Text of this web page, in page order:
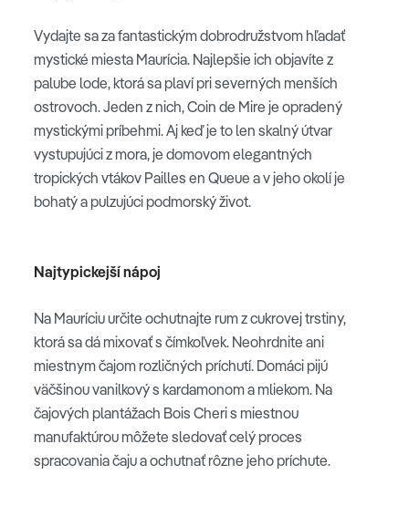
Vydajte sa za fantastickým dobrodružstvom hľadať
mystické miesta Maurícia. Najlepšie ich objavíte z
palube lode, ktorá sa plaví pri severných menších
ostrovoch. Jeden z nich, Coin de Mire je opradený
mystickými príbehmi. Aj keď je to len skalný útvar
vystupujúci z mora, je domovom elegantných
tropických vtákov Pailles en Queue a v jeho okolí je
bohatý a pulzujúci podmorský život.
Najtypickejší nápoj
Na Mauríciu určite ochutnajte rum z cukrovej trstiny,
ktorá sa dá mixovať s čímkoľvek. Neohrdnite ani
miestnym čajom rozličných príchutí. Domáci pijú
väčšinou vanilkový s kardamonom a mliekom. Na
čajových plantážach Bois Cheri s miestnou
manufaktúrou môžete sledovať celý proces
spracovania čaju a ochutnať rôzne jeho príchute.